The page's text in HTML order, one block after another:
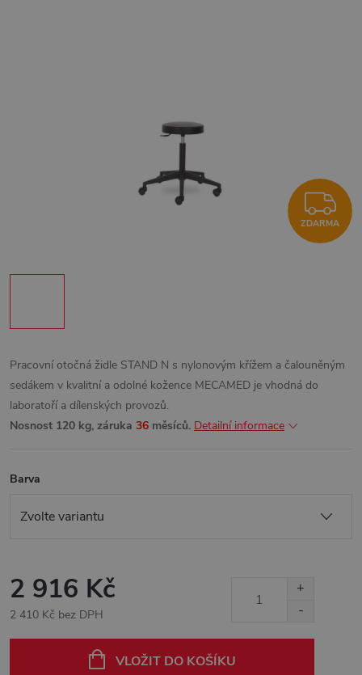
ZDARMA
Pracovní otočná židle STAND N s nylonovým křížem a čalouněným
sedákem v kvalitní a odolné kožence MECAMED je vhodná do
laboratoří a dílenských provozů.
Nosnost 120 kg, záruka 36 měsíců. Detailní informace
Barva
2 916 Kč
2 410 Kč bez DPH
VLOŽIT DO KOŠÍKU